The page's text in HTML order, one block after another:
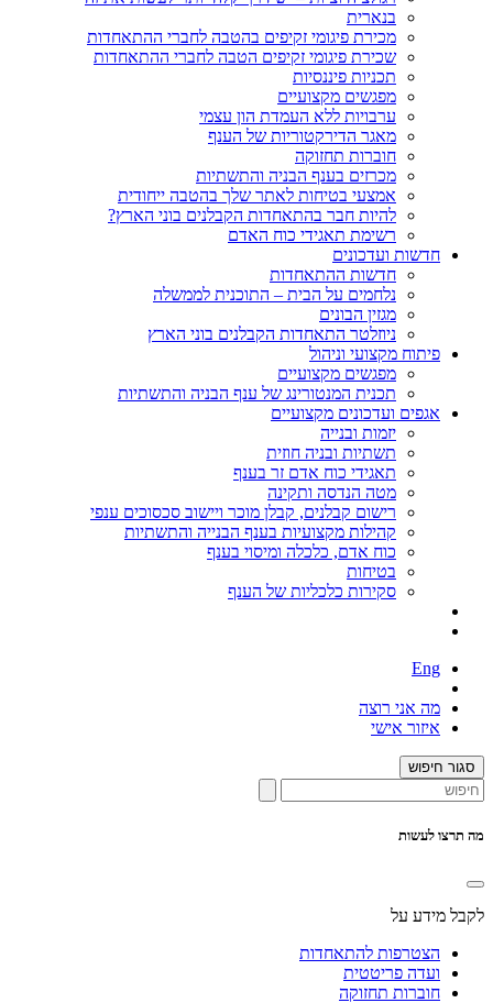
בנארית
מכירת פיגומי זקיפים בהטבה לחברי ההתאחדות
שכירת פיגומי זקיפים הטבה לחברי ההתאחדות
תכניות פיננסיות
מפגשים מקצועיים
ערבויות ללא העמדת הון עצמי
מאגר הדירקטוריות של הענף
חוברות תחזוקה
מכרזים בענף הבניה והתשתיות
אמצעי בטיחות לאתר שלך בהטבה ייחודית
להיות חבר בהתאחדות הקבלנים בוני הארץ?
רשימת תאגידי כוח האדם
חדשות ועדכונים
חדשות ההתאחדות
נלחמים על הבית – התוכנית לממשלה
מגזין הבונים
ניוזלטר התאחדות הקבלנים בוני הארץ
פיתוח מקצועי וניהול
מפגשים מקצועיים
תכנית המנטורינג של ענף הבניה והתשתיות
אגפים ועדכונים מקצועיים
יזמות ובנייה
תשתיות ובניה חוזית
תאגידי כוח אדם זר בענף
מטה הנדסה ותקינה
רישום קבלנים, קבלן מוכר ויישוב סכסוכים ענפי
קהילות מקצועיות בענף הבנייה והתשתיות
כוח אדם, כלכלה ומיסוי בענף
בטיחות
סקירות כלכליות של הענף
Eng
מה אני רוצה
איזור אישי
סגור חיפוש
מה תרצו לעשות
לקבל מידע על
הצטרפות להתאחדות
ועדה פריטטית
חוברות תחזוקה